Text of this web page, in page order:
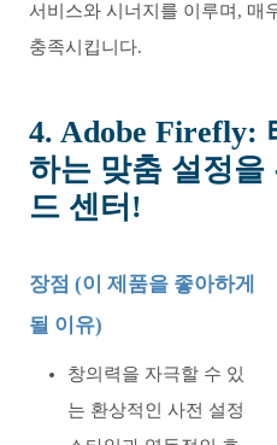
서비스와 시너지를 이루며, 매
충족시킵니다.
4. Adobe Firefly:
하는 맞춤 설정을
드 센터!
장점 (이 제품을 좋아하게
될 이유)
창의력을 자극할 수 있
는 환상적인 사전 설정